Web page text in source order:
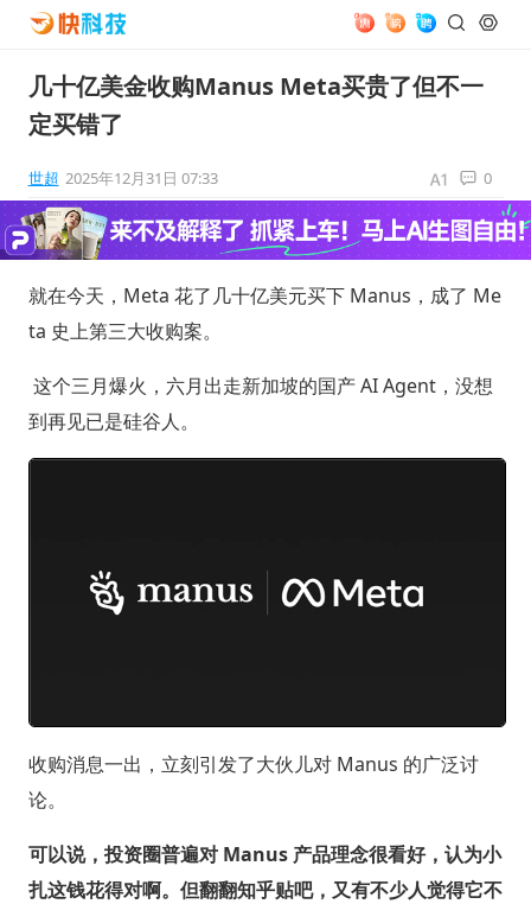
几十亿美金收购Manus Meta买贵了但不一
定买错了
世超 2025年12月31日 07:33 0
就在今天，Meta 花了几十亿美元买下 Manus，成了 Me
ta 史上第三大收购案。
这个三月爆火，六月出走新加坡的国产 AI Agent，没想
到再见已是硅谷人。
收购消息一出，立刻引发了大伙儿对 Manus 的广泛讨
论。
可以说，投资圈普遍对 Manus 产品理念很看好，认为小
扎这钱花得对啊。但翻翻知乎贴吧，又有不少人觉得它不